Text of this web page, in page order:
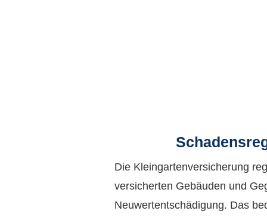
Die Kleingartenversicherung
versicherten Gebäuden und
Neuwertentschädigung. Das